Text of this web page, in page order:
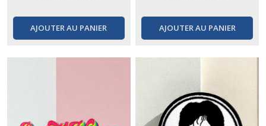
AJOUTER AU PANIER AJOUTER AU PANIER